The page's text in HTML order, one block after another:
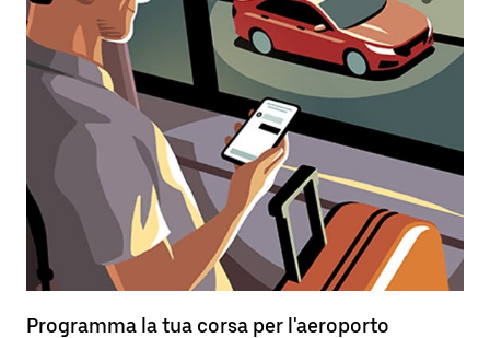
Programma la tua corsa per l'aeroporto